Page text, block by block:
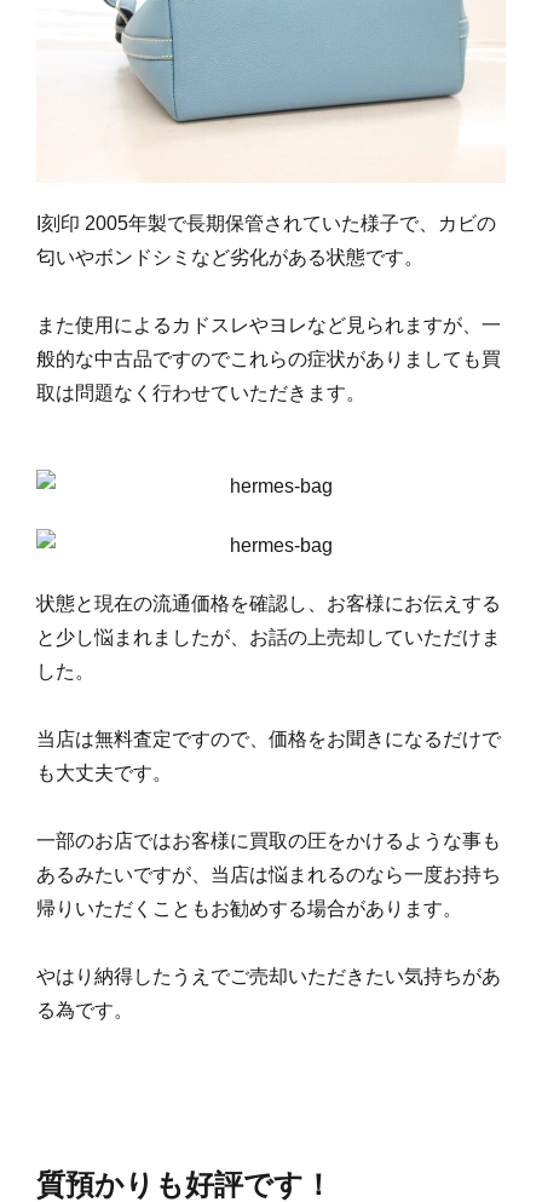
I刻印 2005年製で長期保管されていた様子で、カビの
匂いやボンドシミなど劣化がある状態です。
また使用によるカドスレやヨレなど見られますが、一
般的な中古品ですのでこれらの症状がありましても買
取は問題なく行わせていただきます。
状態と現在の流通価格を確認し、お客様にお伝えする
と少し悩まれましたが、お話の上売却していただけま
した。
当店は無料査定ですので、価格をお聞きになるだけで
も大丈夫です。
一部のお店ではお客様に買取の圧をかけるような事も
あるみたいですが、当店は悩まれるのなら一度お持ち
帰りいただくこともお勧めする場合があります。
やはり納得したうえでご売却いただきたい気持ちがあ
る為です。
質預かりも好評です！